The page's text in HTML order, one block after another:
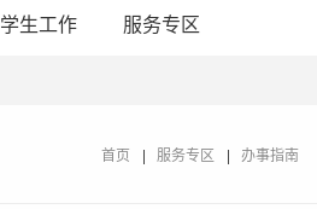
学生工作 服务专区
首页 服务专区 办事指南